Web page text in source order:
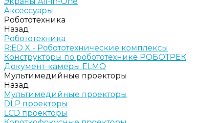
Аксессуары
Робототехника
Назад
Робототехника
R:ED X - Робототехнические комплексы
Конструкторы по робототехнике РОБОТРЕК
Документ-камеры ELMO
Мультимедийные проекторы
Назад
Мультимедийные проекторы
DLP проекторы
LCD проекторы